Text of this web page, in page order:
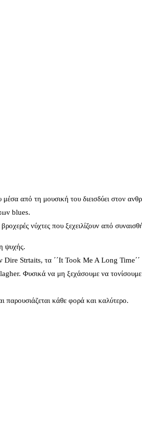
από τη μουσική του διεισδύει στον
blues.
νύχτες που ξεχειλίζουν από
ψυχής.
Dire Strtaits, τα ΄΄It Took Me A Long Time΄΄
Φυσικά να μη ξεχάσουμε να
παρουσιάζεται κάθε φορά και καλύτερο.